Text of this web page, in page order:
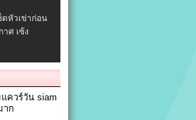
ดหัวเข่าก่อน
ศ เซ้ง
ควร์วัน siam
าก